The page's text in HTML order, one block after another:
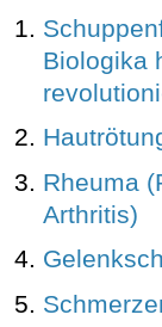
Biologika
Rheuma
Arthritis)